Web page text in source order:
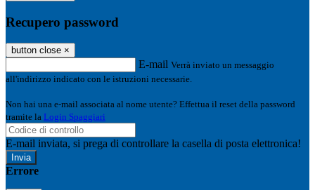
Recupero password
button close ×
E-mail Verrà inviato un messaggio
all'indirizzo indicato con le istruzioni necessarie.
Non hai una e-mail associata al nome utente? Effettua il reset della password
tramite la Login Spaggiari
E-mail inviata, si prega di controllare la casella di posta elettronica!
Errore